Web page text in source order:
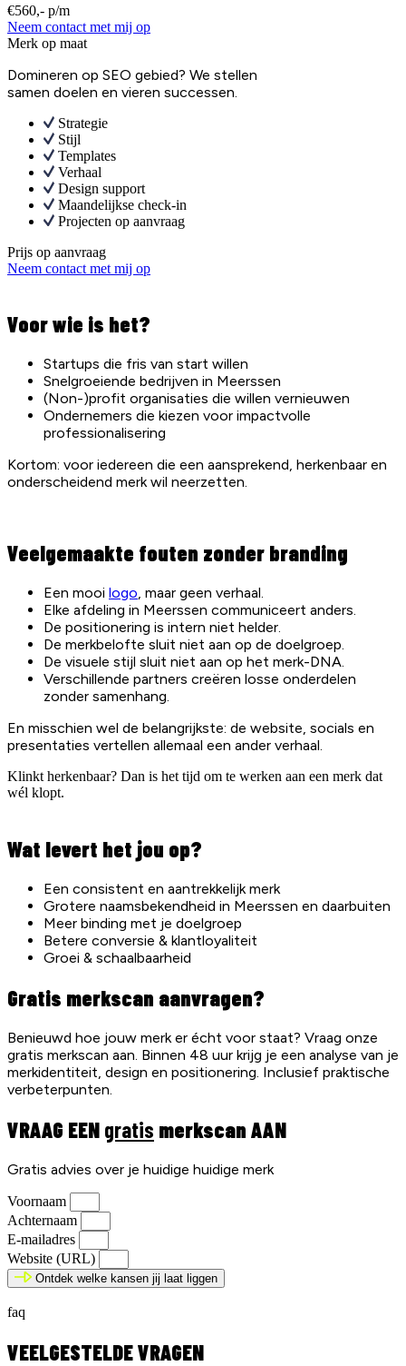
€560,- p/m
Neem contact met mij op
Merk op maat
Domineren op SEO gebied? We stellen
samen doelen en vieren successen.
Strategie
Stijl
Templates
Verhaal
Design support
Maandelijkse check-in
Projecten op aanvraag
Prijs op aanvraag
Neem contact met mij op
Voor wie is het?
Startups die fris van start willen
Snelgroeiende bedrijven in Meerssen
(Non-)profit organisaties die willen vernieuwen
Ondernemers die kiezen voor impactvolle
professionalisering
Kortom: voor iedereen die een aansprekend, herkenbaar en
onderscheidend merk wil neerzetten.
Veelgemaakte fouten zonder branding
Een mooi logo, maar geen verhaal.
Elke afdeling in Meerssen communiceert anders.
De positionering is intern niet helder.
De merkbelofte sluit niet aan op de doelgroep.
De visuele stijl sluit niet aan op het merk-DNA.
Verschillende partners creëren losse onderdelen
zonder samenhang.
En misschien wel de belangrijkste: de website, socials en
presentaties vertellen allemaal een ander verhaal.
Klinkt herkenbaar? Dan is het tijd om te werken aan een merk dat
wél klopt.
Wat levert het jou op?
Een consistent en aantrekkelijk merk
Grotere naamsbekendheid in Meerssen en daarbuiten
Meer binding met je doelgroep
Betere conversie & klantloyaliteit
Groei & schaalbaarheid
Gratis merkscan aanvragen?
Benieuwd hoe jouw merk er écht voor staat? Vraag onze
gratis merkscan aan. Binnen 48 uur krijg je een analyse van je
merkidentiteit, design en positionering. Inclusief praktische
verbeterpunten.
VRAAG EEN gratis merkscan AAN
Gratis advies over je huidige huidige merk
Voornaam
Achternaam
E-mailadres
Website (URL)
Ontdek welke kansen jij laat liggen
faq
VEELGESTELDE VRAGEN